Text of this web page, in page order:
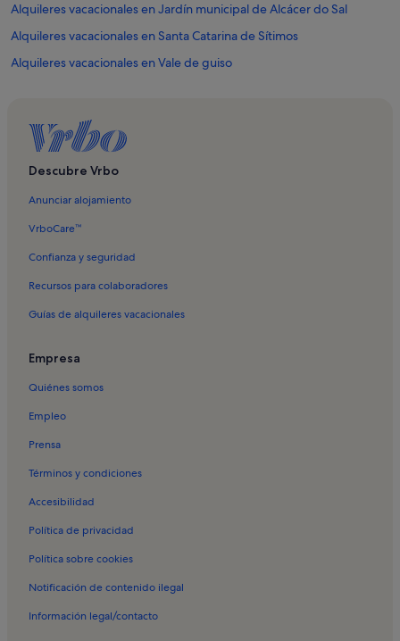
Alquileres vacacionales en Jardín municipal de Alcácer do Sal
Alquileres vacacionales en Santa Catarina de Sítimos
Alquileres vacacionales en Vale de guiso
Descubre Vrbo
Anunciar alojamiento
VrboCare™
Confianza y seguridad
Recursos para colaboradores
Guías de alquileres vacacionales
Empresa
Quiénes somos
Empleo
Prensa
Términos y condiciones
Accesibilidad
Política de privacidad
Política sobre cookies
Notificación de contenido ilegal
Información legal/contacto